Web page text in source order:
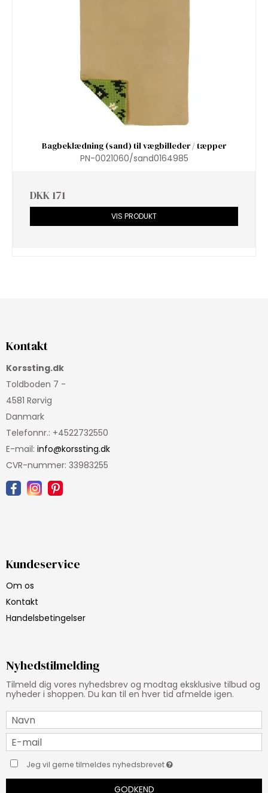
Bagbeklædning (sand) til vægbilleder / tæpper
PN-0021060/sand0164985
DKK 171
VIS PRODUKT
Kontakt
Korssting.dk
Toldboden 7 -
4581 Rørvig
Danmark
Telefonnr.: +4522732550
E-mail: info@korssting.dk
CVR-nummer: 33983255
Kundeservice
Om os
Kontakt
Handelsbetingelser
Nyhedstilmelding
Tilmeld dig vores nyhedsbrev og modtag eksklusive tilbud og
nyheder i shoppen. Du kan til en hver tid afmelde igen.
Jeg vil gerne tilmeldes nyhedsbrevet
GODKEND